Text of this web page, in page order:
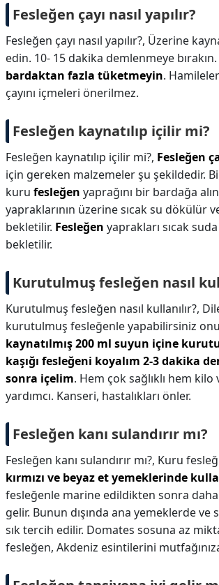
Fesleğen çayı nasıl yapılır?
Fesleğen çayı nasıl yapılır?, Üzerine
edin. 10- 15 dakika demlenmeye bırakın.
bardaktan fazla tüketmeyin.
çayını içmeleri önerilmez.
Fesleğen kaynatılıp içilir mi?
Fesleğen kaynatılıp içilir mi?, Fesleğen
için gereken malzemeler şu şekildedir.
kuru fesleğen yaprağını bir bardağa
yapraklarının üzerine sıcak su dökülür
bekletilir. Fesleğen yaprakları sıcak
bekletilir.
Kurutulmuş fesleğen nasıl
Kurutulmuş fesleğen nasıl kullanılır?,
kurutulmuş fesleğenle yapabilirsiniz
kaynatılmış 200 ml suyun içine
kaşığı fesleğeni koyalım 2-3 dakika
sonra içelim. Hem çok sağlıklı hem kilo
yardımcı. Kanseri, hastalıkları önler.
Fesleğen kanı sulandırır mı?
Fesleğen kanı sulandırır mı?, Kuru
kırmızı ve beyaz et yemeklerinde
fesleğenle marine edildikten sonra
gelir. Bunun dışında ana yemeklerde ve
sık tercih edilir. Domates sosuna az
fesleğen, Akdeniz esintilerini